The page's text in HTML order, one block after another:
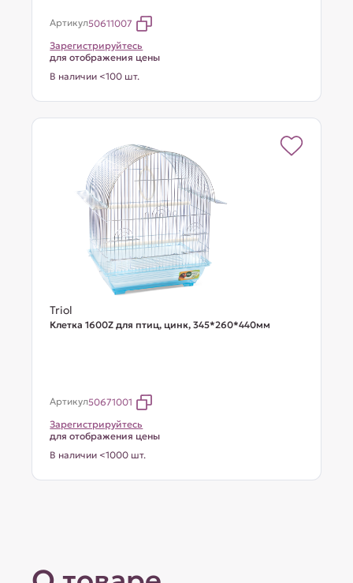
Артикул50611007
Зарегистрируйтесь
для отображения цены
В наличии <100 шт.
Triol
Клетка 1600Z для птиц, цинк, 345*260*440мм
Артикул50671001
Зарегистрируйтесь
для отображения цены
В наличии <1000 шт.